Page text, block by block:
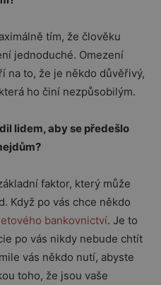
tím, že člověku
jednoduché. Omezení
na to, že je někdo důvěřivý,
ho činí nezpůsobilým.
lidem, aby se předešlo
faktor, který může
Když po vás chce někdo
bankovnictví. Je to
po vás nikdy nebude chtít
vás někdo nutí, abyste
toho, že jsou vaše